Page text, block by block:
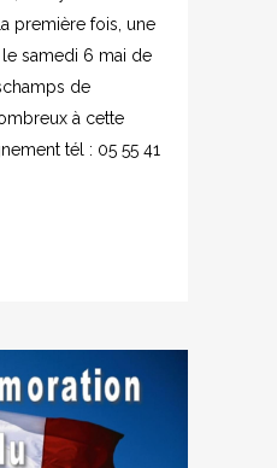
première fois, une
samedi 6 mai de
de
à cette
tél : 05 55 41